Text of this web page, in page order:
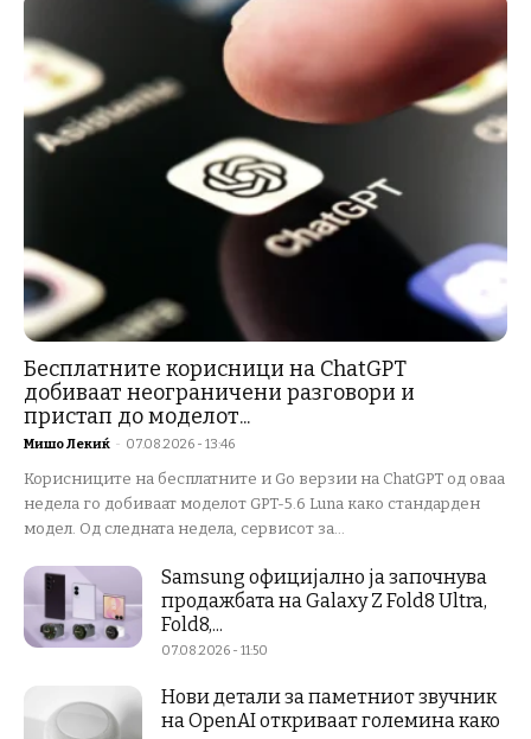
Бесплатните корисници на ChatGPT
добиваат неограничени разговори и
пристап до моделот...
Мишо Лекиќ - 07.08.2026 - 13:46
Корисниците на бесплатните и Go верзии на ChatGPT од оваа
недела го добиваат моделот GPT-5.6 Luna како стандарден
модел. Од следната недела, сервисот за...
Samsung официјално ја започнува
продажбата на Galaxy Z Fold8 Ultra,
Fold8,...
07.08.2026 - 11:50
Нови детали за паметниот звучник
на OpenAI откриваат големина како